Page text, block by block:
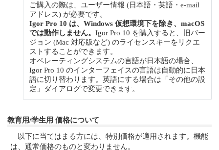
ご購入の際は、ユーザー情報 (日本語・英語・e-mail
アドレス) が必要です。
Igor Pro 10 は、Windows 仮想環境下を除き、macOS
では動作しません。 Igor Pro 10 を購入すると、旧バー
ジョン (Mac 対応版など) のライセンスキーをリクエ
ストすることができます。
オペレーティングシステムの言語が日本語の場合、
Igor Pro 10 のインターフェイスの言語は自動的に日本
語に切り替わります。英語にする場合は「その他の設
定」ダイアログで変更できます。
教育用/学生用 価格について
以下に当てはまる方には、特別価格が適用されます。機能
は、通常価格のものと変わりません。